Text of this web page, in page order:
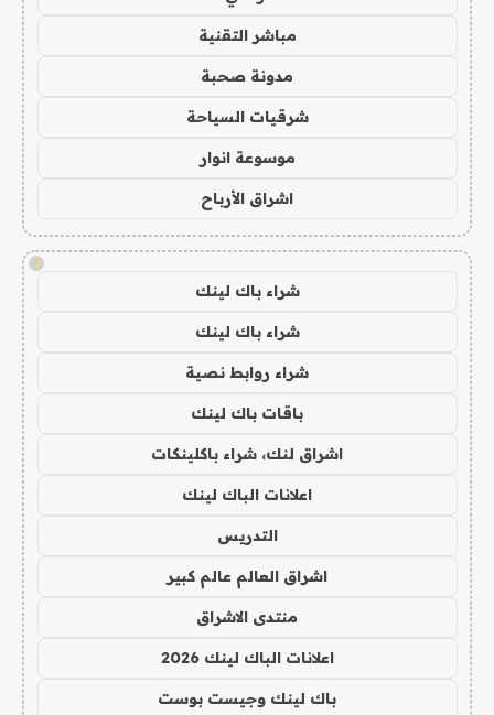
مباشر التقنية
مدونة صحبة
شرقيات السياحة
موسوعة انوار
اشراق الأرباح
!
شراء باك لينك
شراء باك لينك
شراء روابط نصية
باقات باك لينك
اشراق لنك، شراء باكلينكات
اعلانات الباك لينك
التدريس
اشراق العالم عالم كبير
منتدى الاشراق
اعلانات الباك لينك 2026
باك لينك وجيست بوست